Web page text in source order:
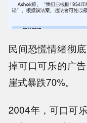
民间恐慌情绪彻
掉可口可乐的广
崖式暴跌70%。
2004年，可口可